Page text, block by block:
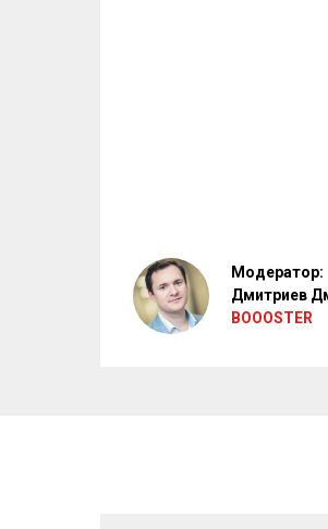
Модератор:
Дмитриев
BOOOSTER